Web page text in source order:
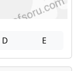
D E